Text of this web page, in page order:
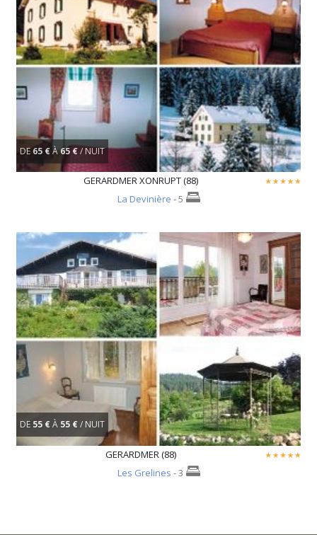
DE65 €À65 €/ NUIT
GERARDMER XONRUPT (88)
La Devinière - 5
DE 55 €À 55 €/ NUIT
GERARDMER (88)
Les Grelines - 3